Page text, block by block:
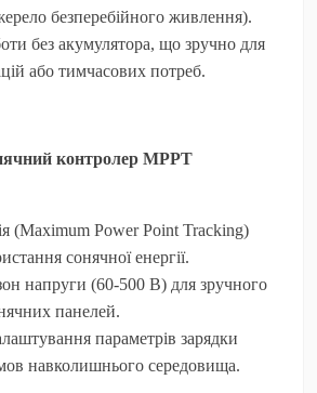
безперебійного живлення).
без акумулятора, що зручно для
або тимчасових потреб.
контролер MPPT
(Maximum Power Point Tracking)
сонячної енергії.
напруги (60-500 В) для зручного
панелей.
параметрів зарядки
навколишнього середовища.